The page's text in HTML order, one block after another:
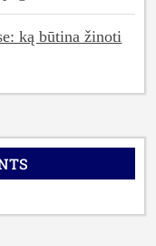
ką būtina žinoti